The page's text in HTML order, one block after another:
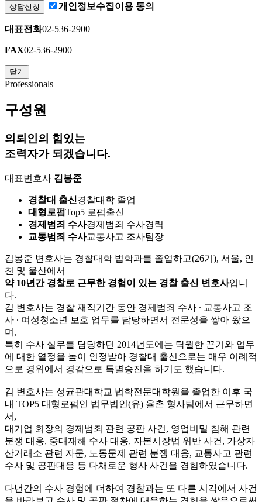
상담신청 개인정보수집이용 동의
대표전화02-536-2900
FAX02-536-2900
닫기
Professionals
구성원
의뢰인의 힘있는
조력자가 되겠습니다.
대표변호사 김봉준
경찰대 출신경찰대학 졸업
대형로펌Top5 로펌출신
경제범죄 수사경제범죄 수사경력
교통범죄 수사교통사고 조사팀장
김봉준 변호사는 경찰대학 법학과를 졸업하고(26기), 서울, 인
천 및 울산에서
약 10년간 경찰로 근무한 경험이 있는 경찰 출신 변호사입니
다.
김 변호사는 경찰 재직기간 동안 경제범죄 수사 ∙ 교통사고 조
사 ∙ 여성청소년 보호 업무를 담당하면서 전문성을 쌓아 왔으
며,
특히 수사 실무를 담당하던 2014년도에는 탁월한 끈기와 업무
에 대한 열정을 높이 인정받아 경찰대 출신으로는 매우 이례적
으로 경위에서 경감으로 특별승진을 하기도 했습니다.
김 변호사는 성균관대학교 법학전문대학원을 졸업한 이후 국
내 TOP5 대형로펌인 법무법인(유) 율촌 형사팀에서 근무하면
서,
대기업 회장의 경제범죄 관련 공판 사건, 영업비밀 침해 관련
분쟁 대응, 중대재해 수사 대응, 자본시장법 위반 사건, 가상자
산거래소 관련 자문, 노동문제 관련 분쟁 대응, 교통사고 관련
수사 및 공판대응 등 다채로운 형사 사건을 경험하였습니다.
다년간의 수사 경험에 더하여 경찰과는 또 다른 시각에서 사건